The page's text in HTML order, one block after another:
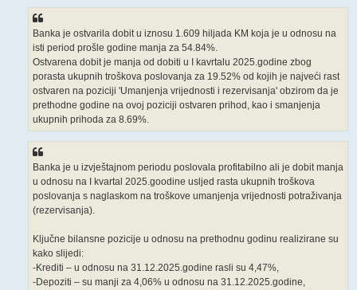
Banka je ostvarila dobit u iznosu 1.609 hiljada KM koja je u odnosu na
isti period prošle godine manja za 54.84%.
Ostvarena dobit je manja od dobiti u I kavrtalu 2025.godine zbog
porasta ukupnih troškova poslovanja za 19.52% od kojih je najveći rast
ostvaren na poziciji 'Umanjenja vrijednosti i rezervisanja' obzirom da je
prethodne godine na ovoj poziciji ostvaren prihod, kao i smanjenja
ukupnih prihoda za 8.69%.
Banka je u izvještajnom periodu poslovala profitabilno ali je dobit manja
u odnosu na I kvartal 2025.goodine usljed rasta ukupnih troškova
poslovanja s naglaskom na troškove umanjenja vrijednosti potraživanja
(rezervisanja).
Ključne bilansne pozicije u odnosu na prethodnu godinu realizirane su
kako slijedi:
-Krediti – u odnosu na 31.12.2025.godine rasli su 4,47%,
-Depoziti – su manji za 4,06% u odnosu na 31.12.2025.godine,